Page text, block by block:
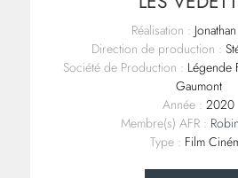
Réalisation :
Direction de production :
Société de Production : Légende
Gaumont
Année : 2020
Membre(s) AFR :
Type : Film